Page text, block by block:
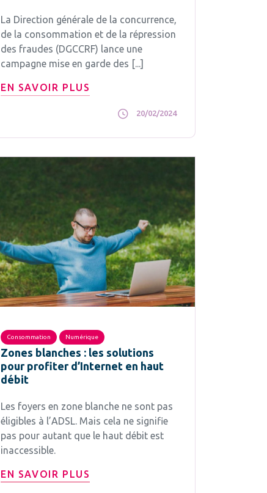
La Direction générale de la concurrence,
de la consommation et de la répression
des fraudes (DGCCRF) lance une
campagne mise en garde des [...]
EN SAVOIR PLUS
20/02/2024
Consommation Numérique
Zones blanches : les solutions
pour profiter d’Internet en haut
débit
Les foyers en zone blanche ne sont pas
éligibles à l’ADSL. Mais cela ne signifie
pas pour autant que le haut débit est
inaccessible.
EN SAVOIR PLUS